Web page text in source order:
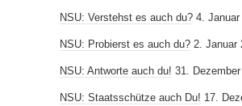
NSU: Verstehst es auch du? 4. Januar
NSU: Probierst es auch du? 2. Januar
NSU: Antworte auch du! 31.
NSU: Staatsschütze auch Du! 17.